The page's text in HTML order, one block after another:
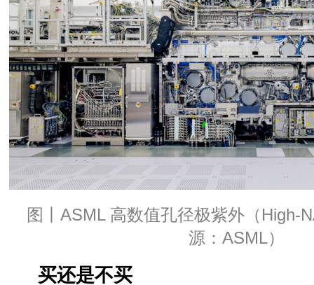
图丨ASML 高数值孔径极紫外（High-
源：ASML）
买还是不买